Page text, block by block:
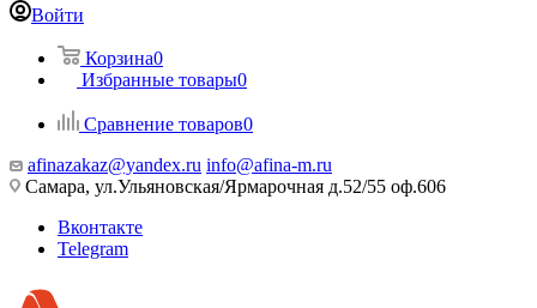
Войти
Корзина0
Избранные товары0
Сравнение товаров0
afinazakaz@yandex.ru info@afina-m.ru
Самара, ул.Ульяновская/Ярмарочная д.52/55 оф.606
Вконтакте
Telegram